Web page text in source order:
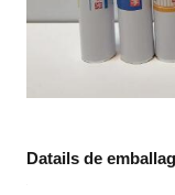
Datails de